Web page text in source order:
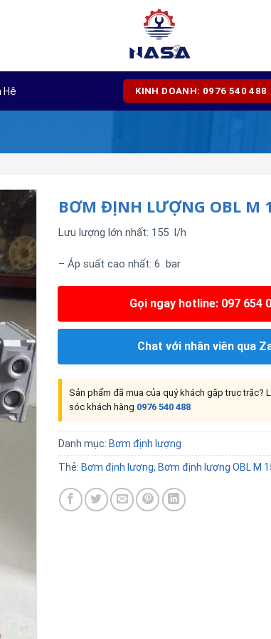
Hệ KINH DOANH: 0976 540 488
BƠM ĐỊNH LƯỢNG OBL M
Lưu lượng lớn nhất: 155 l/h
– Áp suất cao nhất: 6 bar
Gọi ngay hotline: 097 654
Chat với nhân viên qua
Sản phẩm đã mua của quý khách gặp trục trặc?
sóc khách hàng 0976 540 488
Danh mục: Bơm định lượng
Thẻ: Bơm định lượng, Bơm định lượng OBL M